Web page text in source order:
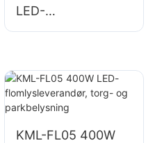
LED-
flomlysleverandør,
katastrofebelysnin
g på steder
KML-FL05 400W